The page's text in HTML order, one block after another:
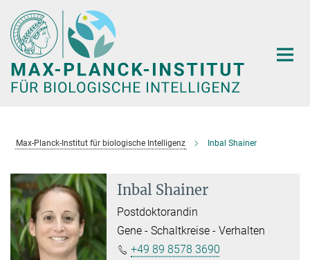
Hauptinhalt
Max-Planck-Institut für biologische Intelligenz Inbal Shainer
Inbal Shainer
Postdoktorandin
Gene - Schaltkreise - Verhalten
+49 89 8578 3690